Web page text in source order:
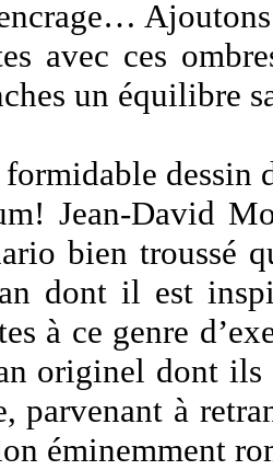
avec ces
un équilibre
dessin
Jean-David
bien troussé
dont il est
à ce genre
originel dont ils
parvenant à
éminemment